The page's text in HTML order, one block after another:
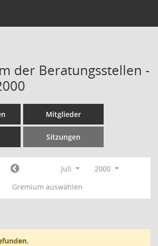
der Beratungsstellen -
Mitglieder
Sitzungen
Juli
2000
Gremium auswählen